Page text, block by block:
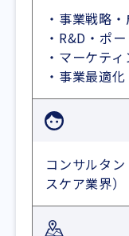
・事業戦略
・R&D・ポ
・マーケテ
・事業最適
コンサルタ
スケア業界）